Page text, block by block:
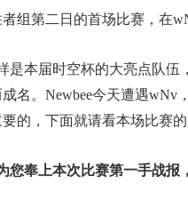
组第二日的首场比赛，在
是本届时空杯的大亮点队
名。Newbee今天遭遇wNv
的，下面就请看本场比赛
您奉上本次比赛第一手战